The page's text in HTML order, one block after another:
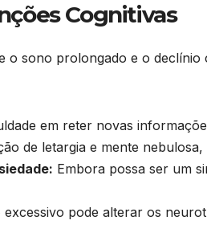
Cognitivas
sono prolongado e o
em reter novas
de letargia e mente
Embora possa ser um
excessivo pode alterar os